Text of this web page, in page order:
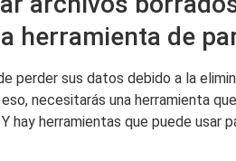
herramienta de
perder sus datos debido a la
necesitarás una herramienta
hay herramientas que puede usar